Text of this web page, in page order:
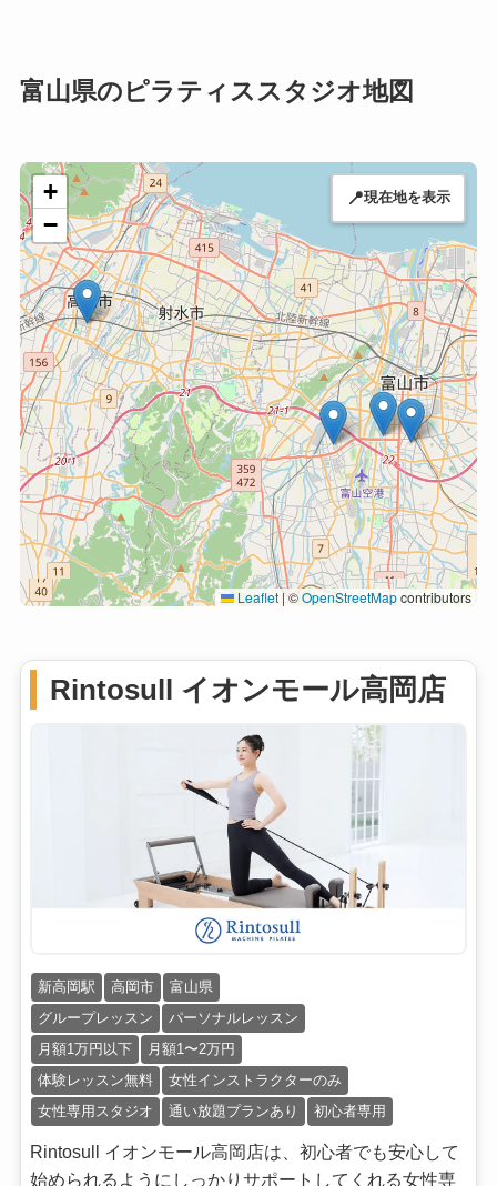
富山県のピラティススタジオ地図
+
−
Leaflet|©OpenStreetMapcontributors
📍現在地を表示
Rintosull イオンモール高岡店
新高岡駅 高岡市
富山県
グループレッスン
パーソナルレッスン
月額1万円以下
月額1〜2万円
体験レッスン無料
女性インストラクターのみ
女性専用スタジオ
通い放題プランあり 初心者専用
Rintosull イオンモール高岡店は、初心者でも安心して
始められるようにしっかりサポートしてくれる女性専